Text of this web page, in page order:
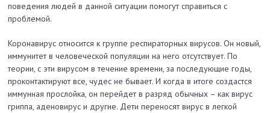
поведения людей в данной ситуации помогут справиться с
проблемой.
Коронавирус относится к группе респираторных вирусов. Он новый,
иммунитет в человеческой популяции на него отсутствует. По
теории, с эти вирусом в течение времени, за последующие годы,
проконтактируют все, чудес не бывает. И когда в итоге создастся
иммунная прослойка, он перейдет в разряд обычных – как вирус
гриппа, аденовирус и другие. Дети переносят вирус в легкой